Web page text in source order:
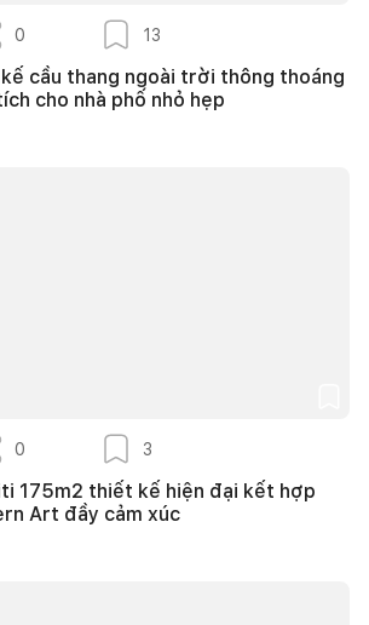
0 13
cầu thang ngoài trời thông thoáng
cho nhà phố nhỏ hẹp
0 3
175m2 thiết kế hiện đại kết hợp
Art đầy cảm xúc